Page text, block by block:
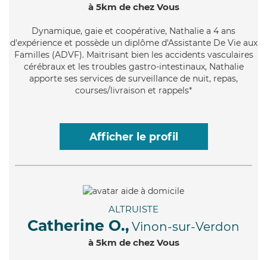
à 5km de chez Vous
Dynamique, gaie et coopérative, Nathalie a 4 ans
d'expérience et possède un diplôme d'Assistante De Vie aux
Familles (ADVF). Maitrisant bien les accidents vasculaires
cérébraux et les troubles gastro-intestinaux, Nathalie
apporte ses services de surveillance de nuit, repas,
courses/livraison et rappels*
Afficher le profil
ALTRUISTE
Catherine O., Vinon-sur-Verdon
à 5km de chez Vous